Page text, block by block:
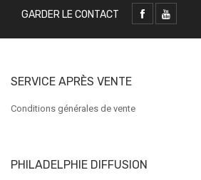
GARDER LE CONTACT
SERVICE APRÈS VENTE
Conditions générales de vente
PHILADELPHIE DIFFUSION